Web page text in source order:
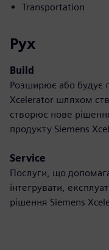
Transportation
Рух
Build
Розширює або будує
Xcelerator шляхом
створює нове
продукту Siemens
Service
Послуги, що
інтегрувати,
рішення Siemens